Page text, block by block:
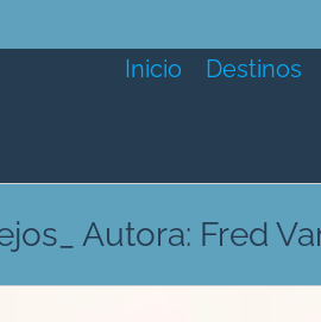
Inicio Destinos
Autora: Fred